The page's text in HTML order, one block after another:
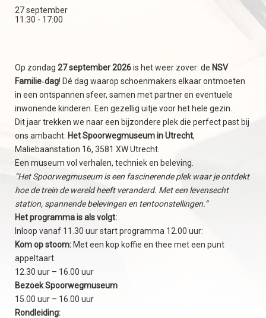
27 september
11:30 - 17:00
Op zondag 27 september 2026is het weer zover: de NSV
Familie‑dag! Dé dag waarop schoenmakers elkaar ontmoeten
in een ontspannen sfeer, samen met partner en eventuele
inwonende kinderen. Een gezellig uitje voor het hele gezin.
Dit jaar trekken we naar een bijzondere plek die perfect past bij
ons ambacht: Het Spoorwegmuseum in Utrecht,
Maliebaanstation 16, 3581 XW Utrecht.
Een museum vol verhalen, techniek en beleving.
“Het Spoorwegmuseum is een fascinerende plek waar je ontdekt
hoe de trein de wereld heeft veranderd. Met een levensecht
station, spannende belevingen en tentoonstellingen.”
Het programma is als volgt:
Inloop vanaf 11.30 uur start programma 12.00 uur:
Kom op stoom: Met een kop koffie en thee met een punt
appeltaart.
12.30 uur – 16.00 uur
Bezoek Spoorwegmuseum
15.00 uur – 16.00 uur
Rondleiding: